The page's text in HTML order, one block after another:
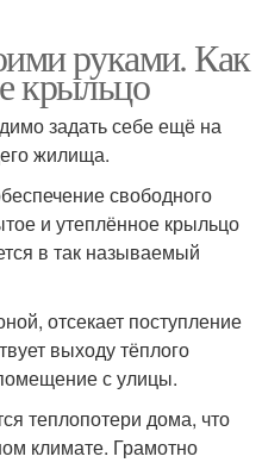
руками. Как
крыльцо
задать себе ещё на
жилища.
свободного
и утеплённое крыльцо
в так называемый
отсекает поступление
выходу тёплого
с улицы.
теплопотери дома, что
климате. Грамотно